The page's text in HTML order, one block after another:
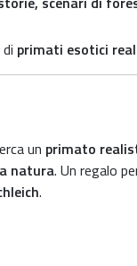
primati esotici
un primato
natura. Un regalo
.